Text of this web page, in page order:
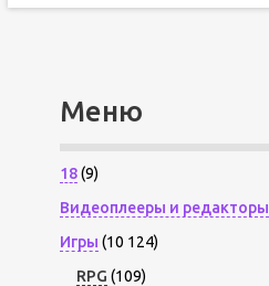
Меню
18(9)
Видеоплееры и редакторы
Игры (10 124)
RPG (109)